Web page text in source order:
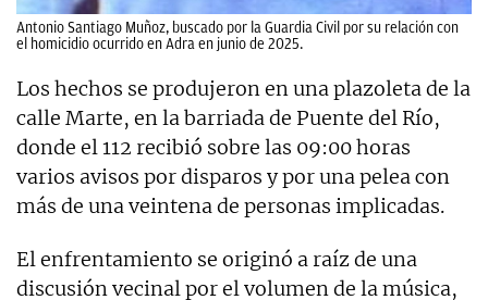
Antonio Santiago Muñoz, buscado por la Guardia Civil por su relación con
el homicidio ocurrido en Adra en junio de 2025.
Los hechos se produjeron en una plazoleta de la
calle Marte, en la barriada de Puente del Río,
donde el 112 recibió sobre las 09:00 horas
varios avisos por disparos y por una pelea con
más de una veintena de personas implicadas.
El enfrentamiento se originó a raíz de una
discusión vecinal por el volumen de la música,